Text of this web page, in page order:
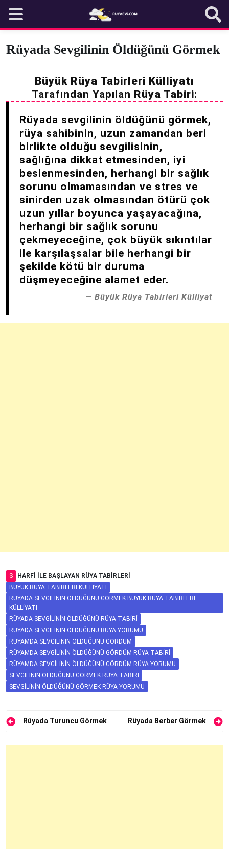
content
Rüyada Sevgilinin Öldüğünü Görmek
Büyük Rüya Tabirleri Külliyatı
Tarafından Yapılan Rüya Tabiri:
Rüyada sevgilinin öldüğünü görmek,
rüya sahibinin, uzun zamandan beri
birlikte olduğu sevgilisinin,
sağlığına dikkat etmesinden, iyi
beslenmesinden, herhangi bir sağlık
sorunu olmamasından ve stres ve
sinirden uzak olmasından ötürü çok
uzun yıllar boyunca yaşayacağına,
herhangi bir sağlık sorunu
çekmeyeceğine, çok büyük sıkıntılar
ile karşılaşsalar bile herhangi bir
şekilde kötü bir duruma
düşmeyeceğine alamet eder.
Büyük Rüya Tabirleri Külliyat
S
HARFI ILE BAŞLAYAN RÜYA TABIRLERI
BÜYÜK RÜYA TABIRLERI KÜLLIYATI
RÜYADA SEVGILININ ÖLDÜĞÜNÜ GÖRMEK BÜYÜK RÜYA TABIRLERI
KÜLLIYATI
RÜYADA SEVGILININ ÖLDÜĞÜNÜ RÜYA TABIRI
RÜYADA SEVGILININ ÖLDÜĞÜNÜ RÜYA YORUMU
RÜYAMDA SEVGILININ ÖLDÜĞÜNÜ GÖRDÜM
RÜYAMDA SEVGILININ ÖLDÜĞÜNÜ GÖRDÜM RÜYA TABIRI
RÜYAMDA SEVGILININ ÖLDÜĞÜNÜ GÖRDÜM RÜYA YORUMU
SEVGILININ ÖLDÜĞÜNÜ GÖRMEK RÜYA TABIRI
SEVGILININ ÖLDÜĞÜNÜ GÖRMEK RÜYA YORUMU
YazıRüyada Turuncu Görmek Rüyada Berber Görmek